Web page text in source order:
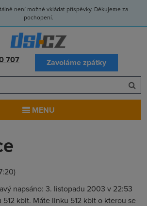
není možné vkládat příspěvky. Děkujeme za
pochopení.
707 Zavoláme zpátky
MENU
napsáno: 3. listopadu 2003 v 22:53
kbit. Máte linku 512 kbit o kterou se